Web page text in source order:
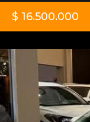
$ 16.500.000